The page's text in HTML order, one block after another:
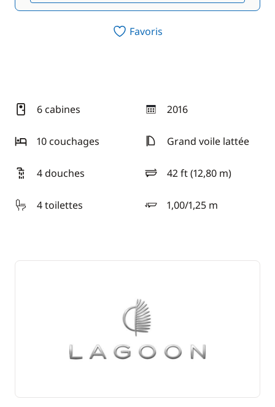
Favoris
6 cabines 2016
année
10 couchages
Grand voile lattée
4 douches 42 ft (12,80 m)
longueur
4 toilettes
1,00/1,25 m
tirant d'eau